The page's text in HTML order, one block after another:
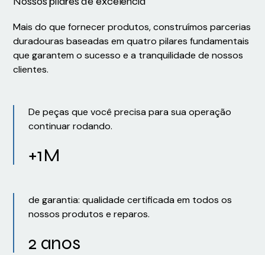
Mais do que fornecer produtos, construímos parcerias
duradouras baseadas em quatro pilares fundamentais
que garantem o sucesso e a tranquilidade de nossos
clientes.
De peças que você precisa para sua operação
continuar rodando.
+1M
de garantia: qualidade certificada em todos os
nossos produtos e reparos.
2 anos